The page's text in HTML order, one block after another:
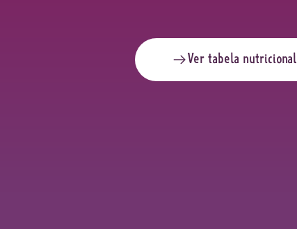
Ver tabela nutricional